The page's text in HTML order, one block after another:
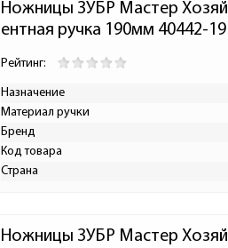
Ножницы ЗУБР Мастер
ентная ручка 190мм 40442-19
Рейтинг:
Назначение
Материал ручки
Бренд
Код товара
Страна
Ножницы ЗУБР Мастер